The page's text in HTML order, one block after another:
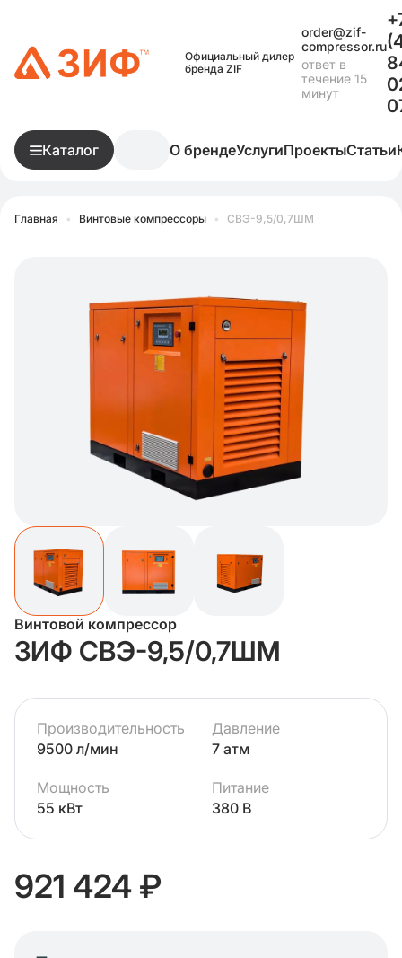
Официальный дилер
бренда ZIF
order@zif-
compressor.ru
ответ в
течение 15
минут
Каталог О брендеУслугиПроектыСтатьи
Главная • Винтовые компрессоры • СВЭ-9,5/0,7ШМ
Винтовой компрессор
ЗИФ СВЭ-9,5/0,7ШМ
Производительность
9500 л/мин
Давление
7 атм
Мощность
55 кВт
Питание
380 В
921 424 ₽